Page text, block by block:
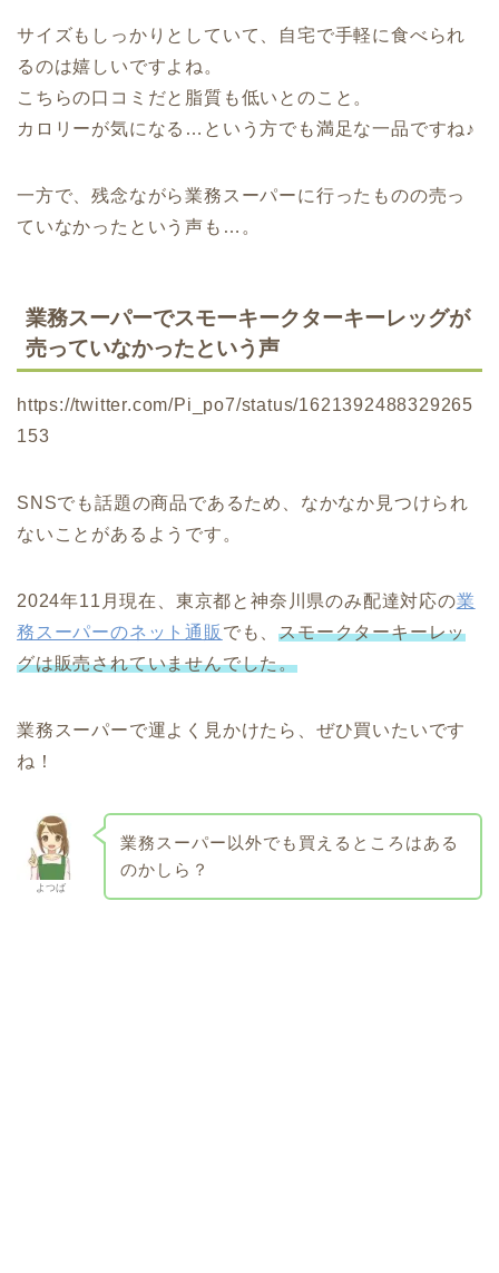
サイズもしっかりとしていて、自宅で手軽に食べられ
るのは嬉しいですよね。
こちらの口コミだと脂質も低いとのこと。
カロリーが気になる…という方でも満足な一品ですね♪
一方で、残念ながら業務スーパーに行ったものの売っ
ていなかったという声も…。
業務スーパーでスモーキークターキーレッグが
売っていなかったという声
https://twitter.com/Pi_po7/status/1621392488329265
153
SNSでも話題の商品であるため、なかなか見つけられ
ないことがあるようです。
2024年11月現在、東京都と神奈川県のみ配達対応の業
務スーパーのネット通販 でも、スモークターキーレッ
グは販売されていませんでした。
業務スーパーで運よく見かけたら、ぜひ買いたいです
ね！
よつば
業務スーパー以外でも買えるところはある
のかしら？